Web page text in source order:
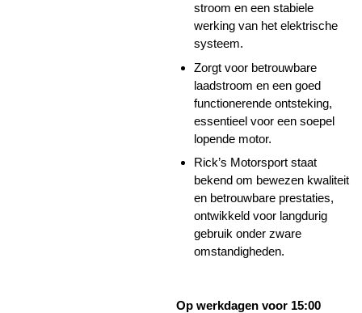
stroom en een stabiele
werking van het elektrische
systeem.
Zorgt voor betrouwbare
laadstroom en een goed
functionerende ontsteking,
essentieel voor een soepel
lopende motor.
Rick’s Motorsport staat
bekend om bewezen kwaliteit
en betrouwbare prestaties,
ontwikkeld voor langdurig
gebruik onder zware
omstandigheden.
Op werkdagen voor 15:00